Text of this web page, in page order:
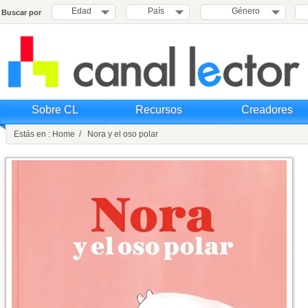
Buscar por Edad País Género
Sobre CL Recursos Creadores
Estás en : Home / Nora y el oso polar